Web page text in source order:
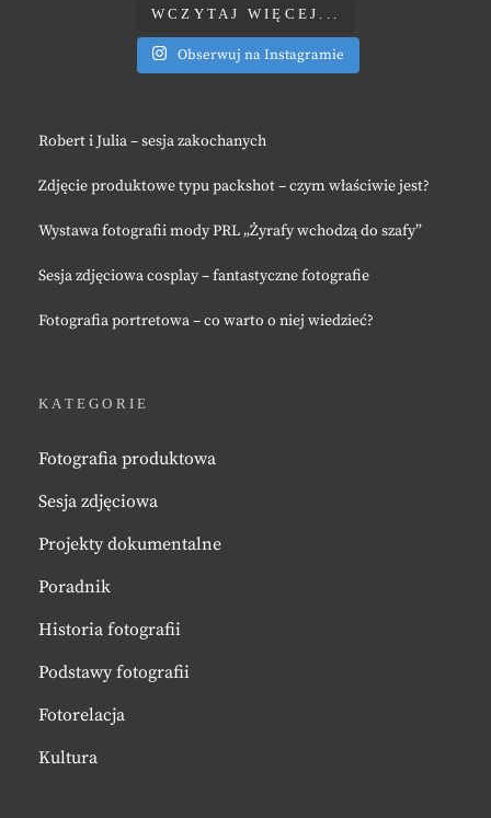
WCZYTAJ WIĘCEJ...
Obserwuj na Instagramie
Robert i Julia – sesja zakochanych
Zdjęcie produktowe typu packshot – czym właściwie jest?
Wystawa fotografii mody PRL „Żyrafy wchodzą do szafy”
Sesja zdjęciowa cosplay – fantastyczne fotografie
Fotografia portretowa – co warto o niej wiedzieć?
KATEGORIE
Fotografia produktowa
Sesja zdjęciowa
Projekty dokumentalne
Poradnik
Historia fotografii
Podstawy fotografii
Fotorelacja
Kultura